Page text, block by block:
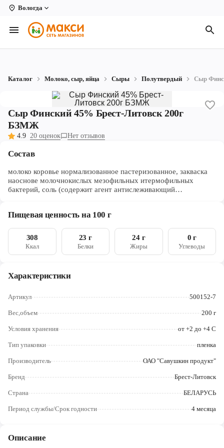
Вологда
Вологда
Архангельск
Коряжма
Рыбинск
Череповец
Ярославль
Каталог Молоко, сыр, яйца Сыры Полутвердый Сыр
Сыр Финский 45% Брест-Литовск 200г
БЗМЖ
4.9 20 оценок Нет отзывов
Состав
молоко коровье нормализованное пастеризованное, закваска
наоснове молочнокислых мезофильных итермофильных
бактерий, соль (содержит агент антислеживающий
животного происхождения: пепсин, химозин
Пищевая ценность на 100 г
308
Ккал
23 г
Белки
24 г
Жиры
0 г
Углеводы
Характеристики
Артикул 500152-7
Вес,объем 200 г
Условия хранения от +2 до +4 C
Тип упаковки пленка
Производитель ОАО "Савушкин продукт"
Бренд Брест-Литовск
Страна БЕЛАРУСЬ
Период службы/Срок годности 4 месяца
Описание